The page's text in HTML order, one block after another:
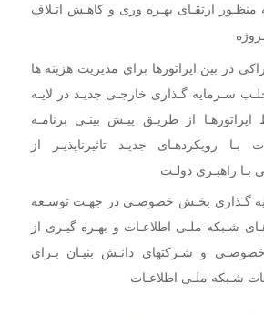
منظـور ارتقـای بهـره وری و کاهـش اتـلاف
در بین اپراتورها برای مدیریت هزینه ها
سـرمایه گـذاری خارجـی جدیـد در لایـه
از طریـق پیـش بینـی برنامـه
بـا رویکردهـای جدیـد تاثیرناپذیـر از
بـا راهبـری دولـت
گـذاری بخـش خصوصـی در جهـت توسـعه
شـبکه ملـی اطلاعـات و بهـرهگیـری از
و شـرکتهای دانـش بنیـان بـرای
شـبکه ملـی اطلاعـات